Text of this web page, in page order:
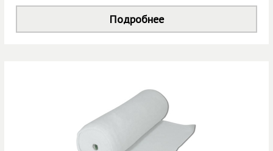
Подробнее